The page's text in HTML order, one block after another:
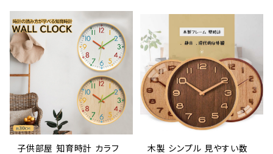
子供部屋 知育時計 カラフ
木製 シンプル 見やすい数